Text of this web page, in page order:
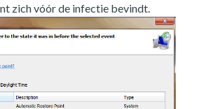
zich vóór de infectie bevindt.